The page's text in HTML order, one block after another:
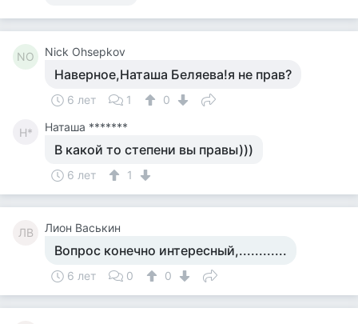
NO Nick Ohsepkov
Наверное,Наташа Беляева!я не прав?
6 лет 1 0
Н* Наташа *******
В какой то степени вы правы)))
6 лет 1
ЛВ Лион Васькин
Вопрос конечно интересный,............
6 лет 0 0